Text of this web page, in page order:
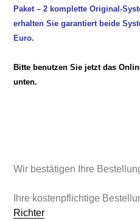
Paket – 2 komplette Original-
erhalten Sie garantiert beide
Euro.
Bitte benutzen Sie jetzt das
unten.
Wir bestätigen Ihre
Ihre kostenpflichtige
Richter